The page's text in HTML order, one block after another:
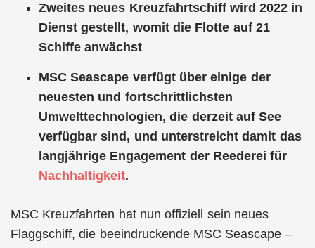
Zweites neues Kreuzfahrtschiff wird 2022 in
Dienst gestellt, womit die Flotte auf 21
Schiffe anwächst
MSC Seascape verfügt über einige der
neuesten und fortschrittlichsten
Umwelttechnologien, die derzeit auf See
verfügbar sind, und unterstreicht damit das
langjährige Engagement der Reederei für
Nachhaltigkeit.
MSC Kreuzfahrten hat nun offiziell sein neues
Flaggschiff, die beeindruckende MSC Seascape –